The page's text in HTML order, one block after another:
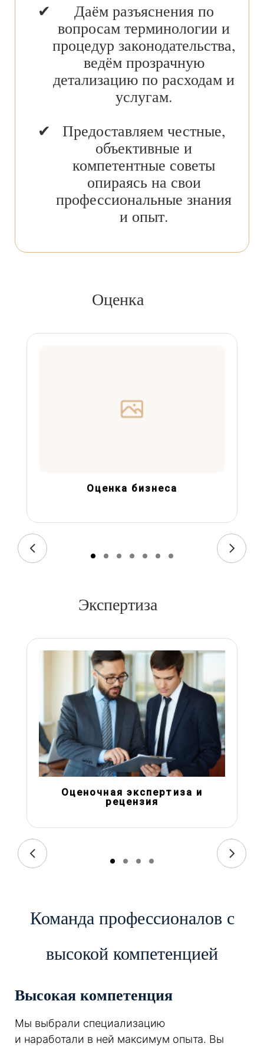
Даём разъяснения по
вопросам терминологии и
процедур законодательства,
ведём прозрачную
детализацию по расходам и
услугам.
Предоставляем честные,
объективные и
компетентные советы
опираясь на свои
профессиональные знания
и опыт.
Оценка
Оценка бизнеса
Экспертиза
Оценочная экспертиза и
рецензия
Команда профессионалов с
высокой компетенцией
Высокая компетенция
Мы выбрали специализацию
и наработали в ней максимум опыта. Вы